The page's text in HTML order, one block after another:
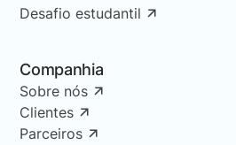
Desafio estudantil
Companhia
Sobre nós
Clientes
Parceiros